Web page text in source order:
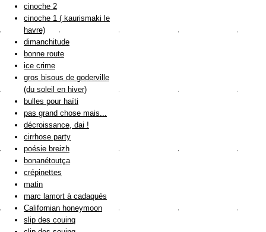
cinoche 2
cinoche 1 ( kaurismaki le
havre)
dimanchitude
bonne route
ice crime
gros bisous de goderville
(du soleil en hiver)
bulles pour haïti
pas grand chose mais...
décroissance, dai !
cirrhose party
poésie breizh
bonanétoutça
crépinettes
matin
marc lamort à cadaqués
Californian honeymoon
slip des couinq